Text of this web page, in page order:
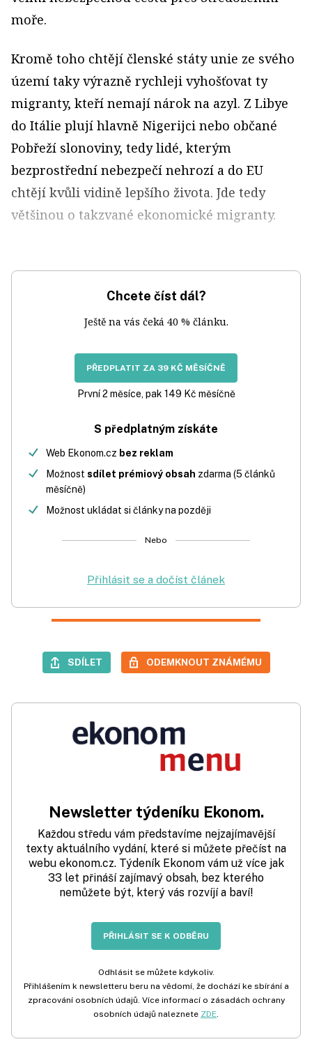
moře.
Kromě toho chtějí členské státy unie ze svého
území taky výrazně rychleji vyhošťovat ty
migranty, kteří nemají nárok na azyl. Z Libye
do Itálie plují hlavně Nigerijci nebo občané
Pobřeží slonoviny, tedy lidé, kterým
bezprostřední nebezpečí nehrozí a do EU
chtějí kvůli vidině lepšího života. Jde tedy
většinou o takzvané ekonomické migranty.
Chcete číst dál?
Ještě na vás čeká 40 % článku.
PŘEDPLATIT ZA 39 KČ MĚSÍČNĚ
První 2 měsíce, pak 149 Kč měsíčně
S předplatným získáte
Web Ekonom.cz bez reklam
Možnost sdílet prémiový obsah zdarma (5 článků
měsíčně)
Možnost ukládat si články na později
Nebo
Přihlásit se a dočíst článek
SDÍLET ODEMKNOUT ZNÁMÉMU
Newsletter týdeníku Ekonom.
Každou středu vám představíme nejzajímavější
texty aktuálního vydání, které si můžete přečíst na
webu ekonom.cz. Týdeník Ekonom vám už více jak
33 let přináší zajímavý obsah, bez kterého
nemůžete být, který vás rozvíjí a baví!
PŘIHLÁSIT SE K ODBĚRU
Odhlásit se můžete kdykoliv.
Přihlášením k newsletteru beru na vědomí, že dochází ke sbírání a
zpracování osobních údajů. Více informací o zásadách ochrany
osobních údajů naleznete ZDE.